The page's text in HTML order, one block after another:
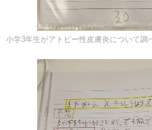
小学3年生がアトピー性皮膚炎について調